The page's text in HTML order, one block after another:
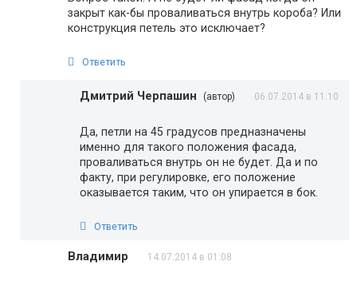
закрыт как-бы проваливаться внутрь короба? Или
конструкция петель это исключает?
Ответить
Дмитрий Черпашин (автор) 06.07.2014 в 11:10
Да, петли на 45 градусов предназначены
именно для такого положения фасада,
проваливаться внутрь он не будет. Да и по
факту, при регулировке, его положение
оказывается таким, что он упирается в бок.
Ответить
Владимир 14.07.2014 в 01:08